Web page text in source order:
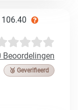
Beoordelingen
🥉 Geverifieerd